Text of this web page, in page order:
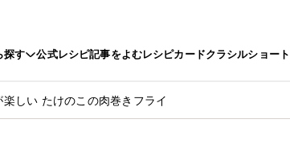
探す 公式レシピ記事をよむレシピカードクラシルショート
楽しい たけのこの肉巻きフライ